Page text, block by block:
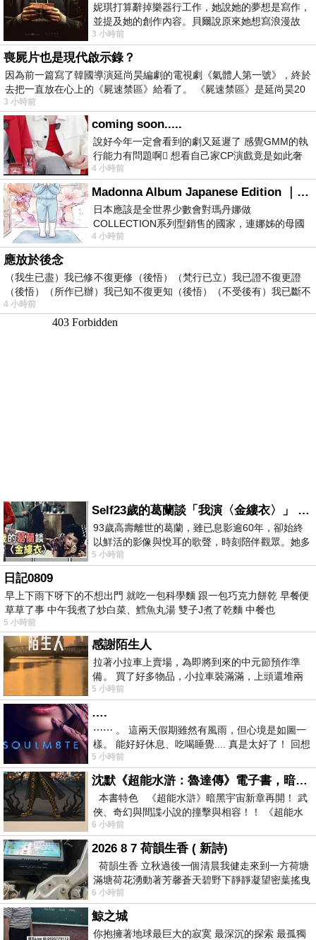
妮琪打算辭掉樂器行工作，她說她的夢想是寫作，
並提及她的創作內容。貝爾說原來她想寫浪漫故
事，妮琪回應：「不是浪漫故事，是愛情
3 小時前
喪屍片也是現代啟示錄？
因為前一篇寫了韓國導演延尚昊編劇的電視劇《氣體人第一號》，終於
去把一直放在心上的《屍速禁區》給看了。 《屍速禁區》是延尚昊20
3 小時前
coming soon.....
說好今年一定會看到的劇又延遲了 感覺GMM的執
行能力有問題啊🫩 想看自己家CP演戲竟是如此奢
侈的事 GMM你說看看啊😑 先把劇放
4 小時前
Madonna Album Japanese Edition ｜瑪丹娜專輯們2026年日本版重發系列
日本應該是全世界少數會對瑪丹娜做
COLLECTION系列型銷售的國家，連娜姊的母國
美國都沒對她這樣過，這全拜在他們到現在唱片
4 小時前
應放於後念
（我生已盡）我已修不復更修（後悟）（梵行已立）我已證不復更證
（後悟）（所作已辦）我已知不復更知（後悟）（不受後有）我已斷不
復
4 小時前
Self23歲的葛蘭談「我演〈金縷衣〉」 #戀上老電影 #粟子 #葛蘭
93歲高壽離世的葛蘭，雖已息影逾60年，卻始終
以鮮活的影像與悅耳的歌聲，時刻陪伴觀眾。她多
才多藝、陽光開朗的形象，不僅保留在電影
5 小時前
日記0809
早上下雨下呀下的不想出門 就吃一包科學麵 跟一包巧克力餅乾 早餐便
草草了事 中午我煮了炒白菜、鱈魚丸湯 雙子J煮了乾麵 中餐也
5 小時前
感謝陌生人
拉著小拉車上賣場，為即將到來的中元節預作準
備。 買了好多物品，小拉車裝滿滿，上頭還堆兩
紙箱。 雖辛苦了點，這點程度我一個人搬
5 小時前
….
⋯⋯ 。 這兩天假期雖然有風雨，但心境是如圖一
樣。 能好好休息、吃喝睡覺.... 真是太好了！ 回想
起來，以前根本就很難有這
5 小時前
沈默《超能水滸：魯達傳》電子書，暗黑宇宙新章，一一五年八月璀璨上架！
本書特色 《超能水滸》暗黑宇宙新章再開！ 武
俠、奇幻與間諜小說的撞擊與相容！！ 《超能水
滸》系列第四部
6 小時前
2026 8 7 荷韻生香 ( 新詩)
荷韻生香 立秋過後一個清晨我健走來到一方荷塘
滿塘荷花湧動著芳馨蒼天碧野下靜靜凝望密葉搖曳
幽泉中復有蛙鳴嘓嘓水波裡搖曳
6 小時前
鯨之城
你抱擁著地球最巨大的寂寞 最深沉的探索 最孤獨